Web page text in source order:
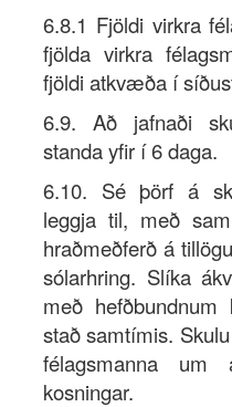
6.8.1 Fjöldi virkra
fjölda virkra
fjöldi atkvæða í
6.9. Að jafnaði
standa yfir í 6 daga.
6.10. Sé þörf á
leggja til, með
hraðmeðferð á
sólarhring. Slíka
með
stað samtímis.
félagsmanna
kosningar.